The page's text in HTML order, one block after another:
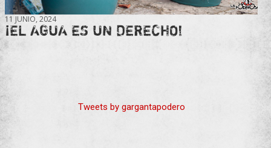
11 JUNIO, 2024
¡EL AGUA ES UN DERECHO!
Tweets by gargantapodero